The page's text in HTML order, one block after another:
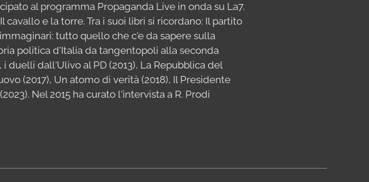
al programma Propaganda Live in onda su La7.
e la torre. Tra i suoi libri si ricordano: Il partito
tutto quello che c'e da sapere sulla
politica d'Italia da tangentopoli alla seconda
duelli dall'Ulivo al PD (2013), La Repubblica del
(2017), Un atomo di verità (2018), Il Presidente
Nel 2015 ha curato l'intervista a R. Prodi